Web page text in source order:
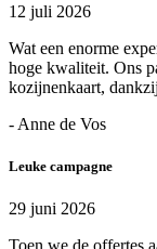
12 juli 2026
Wat een enorme
hoge kwaliteit. Ons
kozijnenkaart,
- Anne de Vos
Leuke campagne
29 juni 2026
Toen we de offertes